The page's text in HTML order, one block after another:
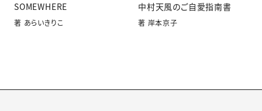
SOMEWHERE
著 あらいきりこ
中村天風のご自愛指南書
著 岸本京子